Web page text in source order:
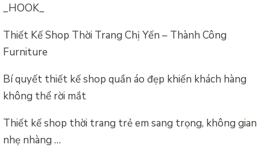
_HOOK_
Thiết Kế Shop Thời Trang Chị Yến – Thành Công
Furniture
Bí quyết thiết kế shop quần áo đẹp khiến khách hàng
không thể rời mắt
Thiết kế shop thời trang trẻ em sang trọng, không gian
nhẹ nhàng …